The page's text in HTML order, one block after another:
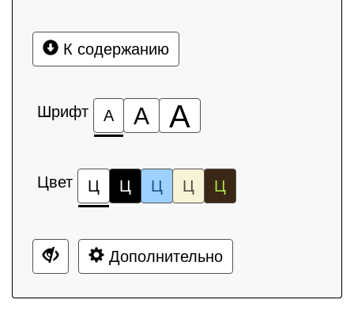
К содержанию
Шрифт А А А
Цвет Ц Ц Ц Ц Ц
Дополнительно